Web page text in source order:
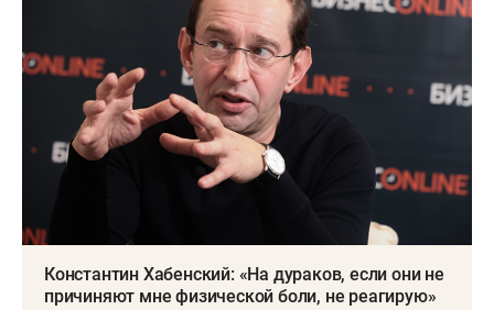
Константин Хабенский: «На дураков, если они не
причиняют мне физической боли, не реагирую»